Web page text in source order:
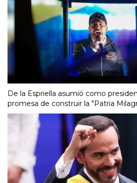
De la Espriella asumió como
promesa de construir la "Patria